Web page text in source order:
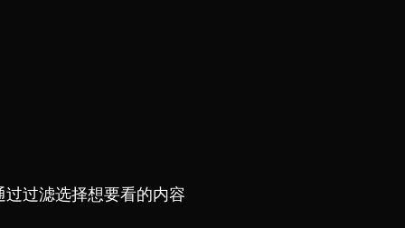
过滤选择想要看的内容